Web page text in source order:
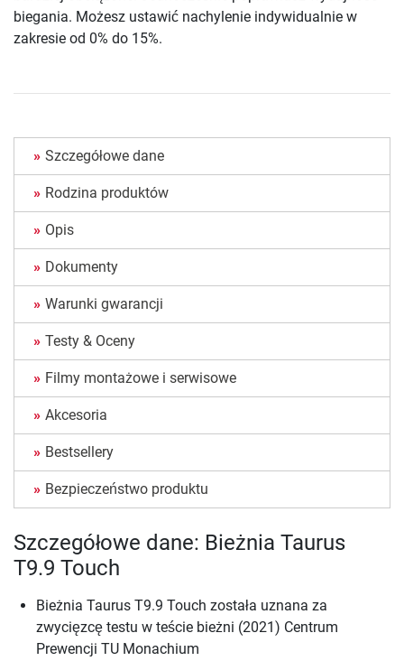
biegania. Możesz ustawić nachylenie indywidualnie w
zakresie od 0% do 15%.
Szczegółowe dane
Rodzina produktów
Opis
Dokumenty
Warunki gwarancji
Testy & Oceny
Filmy montażowe i serwisowe
Akcesoria
Bestsellery
Bezpieczeństwo produktu
Szczegółowe dane: Bieżnia Taurus
T9.9 Touch
Bieżnia Taurus T9.9 Touch została uznana za
zwycięzcę testu w teście bieżni (2021) Centrum
Prewencji TU Monachium